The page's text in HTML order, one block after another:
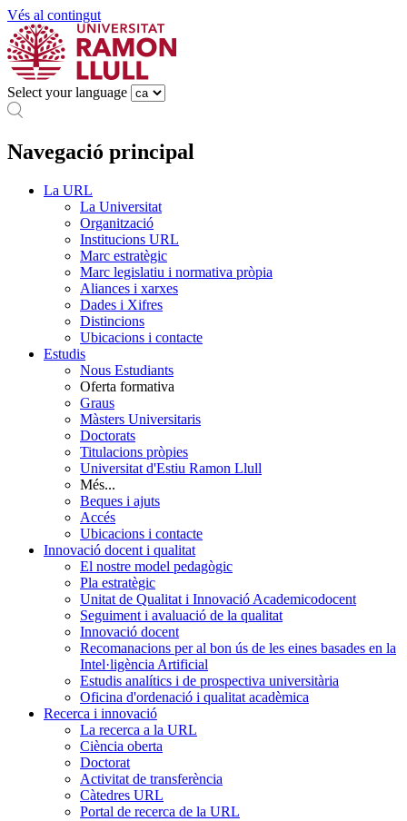
Vés al contingut
Select your language
Navegació principal
La URL
La Universitat
Organització
Institucions URL
Marc estratègic
Marc legislatiu i normativa pròpia
Aliances i xarxes
Dades i Xifres
Distincions
Ubicacions i contacte
Estudis
Nous Estudiants
Oferta formativa
Graus
Màsters Universitaris
Doctorats
Titulacions pròpies
Universitat d'Estiu Ramon Llull
Més...
Beques i ajuts
Accés
Ubicacions i contacte
Innovació docent i qualitat
El nostre model pedagògic
Pla estratègic
Unitat de Qualitat i Innovació Academicodocent
Seguiment i avaluació de la qualitat
Innovació docent
Recomanacions per al bon ús de les eines basades en la
Intel·ligència Artificial
Estudis analítics i de prospectiva universitària
Oficina d'ordenació i qualitat acadèmica
Recerca i innovació
La recerca a la URL
Ciència oberta
Doctorat
Activitat de transferència
Càtedres URL
Portal de recerca de la URL